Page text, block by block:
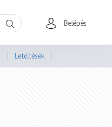
Belépés
Letöltések